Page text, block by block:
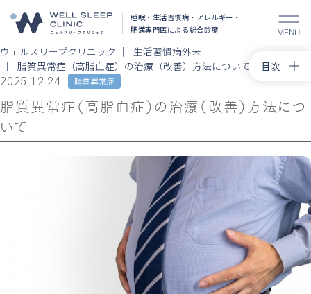
睡眠・生活習慣病・アレルギー・
肥満専門医による総合診療 MENU
目次
高血圧に
コラム
ウェルスリープクリニック
生活習慣病外来
脂質異常症（高脂血症）の治療（改善）方法について
2025.12.24 脂質異常症
脂質異常症（高脂血症）の治療（改善）方法につ
いて